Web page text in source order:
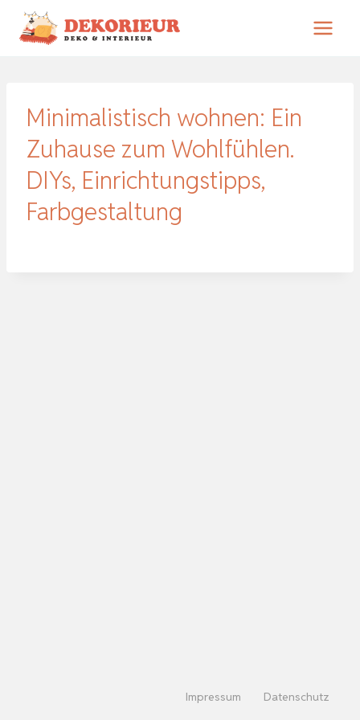
Zum
Inhalt
Minimalistisch wohnen: Ein
Zuhause zum Wohlfühlen.
DIYs, Einrichtungstipps,
Farbgestaltung
Impressum Datenschutz